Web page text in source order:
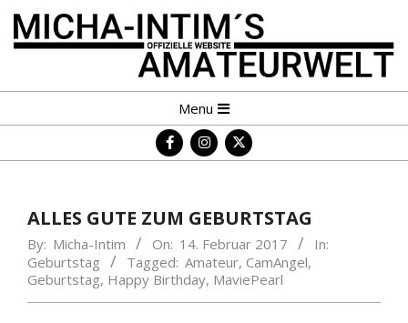
Skip
MICHA-
INTIM
´S
Navigation
Menu
ALLES GUTE ZUM GEBURTSTAG
By: Micha-Intim On: 14. Februar 2017
In:
Geburtstag
Tagged: Amateur, CamAngel,
Geburtstag, Happy Birthday, MaviePearl